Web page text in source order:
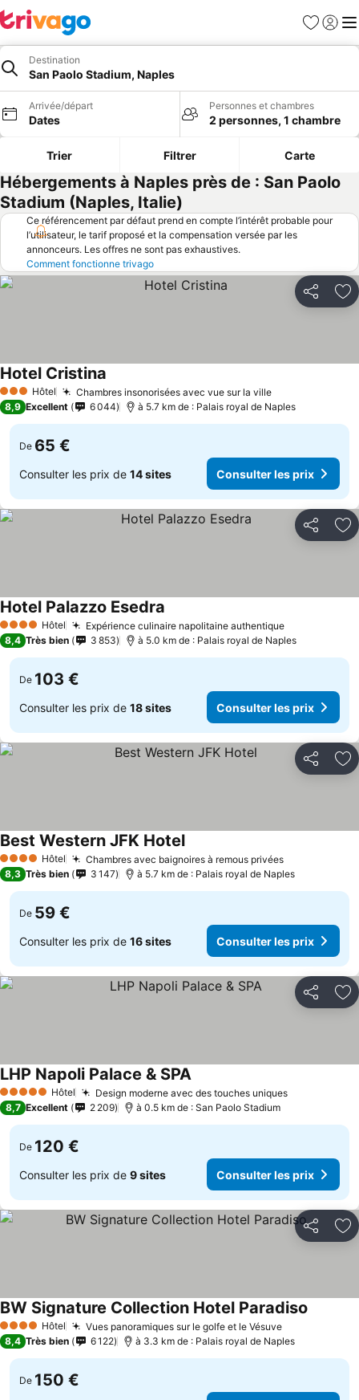
Favoris
Se
Destination
San Paolo Stadium, Naples
Arrivée/départ
Dates
Personnes et chambres
2 personnes, 1 chambre
Trier Filtrer Carte
Hébergements à Naples près de : San Paolo
Stadium (Naples, Italie)
Ce référencement par défaut prend en compte l’intérêt probable pour
l’utilisateur, le tarif proposé et la compensation versée par les
annonceurs. Les offres ne sont pas exhaustives.
Comment fonctionne trivago
Partager
3 ÉtoilesHôtel Chambres insonorisées avec vue sur la ville
Hotel Cristina
8,9 Excellent 6 044 à 5.7 km de : Palais royal de Naples
De 65 €
Consulter les prix de 14 sites Consulter les prix
Partager
4 Étoiles Hôtel Expérience culinaire napolitaine authentique
Hotel Palazzo Esedra
8,4 Très bien 3 853 à 5.0 km de : Palais royal de Naples
De 103 €
Consulter les prix de 18 sites Consulter les prix
Partager
4 Étoiles Hôtel Chambres avec baignoires à remous privées
Best Western JFK Hotel
8,3 Très bien 3 147 à 5.7 km de : Palais royal de Naples
De 59 €
Consulter les prix de 16 sites Consulter les prix
Partager
5 Étoiles Hôtel Design moderne avec des touches uniques
LHP Napoli Palace & SPA
8,7 Excellent 2 209 à 0.5 km de : San Paolo Stadium
De 120 €
Consulter les prix de 9 sites Consulter les prix
Partager
4 Étoiles Hôtel Vues panoramiques sur le golfe et le Vésuve
BW Signature Collection Hotel Paradiso
8,4 Très bien 6 122 à 3.3 km de : Palais royal de Naples
De 150 €